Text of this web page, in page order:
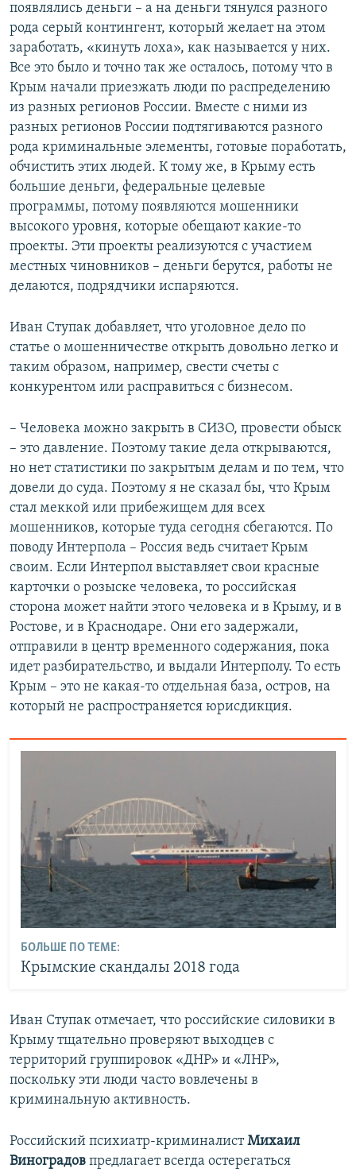
появлялись деньги – а на деньги тянулся разного
рода серый контингент, который желает на этом
заработать, «кинуть лоха», как называется у них.
Все это было и точно так же осталось, потому что в
Крым начали приезжать люди по распределению
из разных регионов России. Вместе с ними из
разных регионов России подтягиваются разного
рода криминальные элементы, готовые поработать,
обчистить этих людей. К тому же, в Крыму есть
большие деньги, федеральные целевые
программы, потому появляются мошенники
высокого уровня, которые обещают какие-то
проекты. Эти проекты реализуются с участием
местных чиновников – деньги берутся, работы не
делаются, подрядчики испаряются.
Иван Ступак добавляет, что уголовное дело по
статье о мошенничестве открыть довольно легко и
таким образом, например, свести счеты с
конкурентом или расправиться с бизнесом.
– Человека можно закрыть в СИЗО, провести обыск
– это давление. Поэтому такие дела открываются,
но нет статистики по закрытым делам и по тем, что
довели до суда. Поэтому я не сказал бы, что Крым
стал меккой или прибежищем для всех
мошенников, которые туда сегодня сбегаются. По
поводу Интерпола – Россия ведь считает Крым
своим. Если Интерпол выставляет свои красные
карточки о розыске человека, то российская
сторона может найти этого человека и в Крыму, и в
Ростове, и в Краснодаре. Они его задержали,
отправили в центр временного содержания, пока
идет разбирательство, и выдали Интерполу. То есть
Крым – это не какая-то отдельная база, остров, на
который не распространяется юрисдикция.
БОЛЬШЕ ПО ТЕМЕ:
Крымские скандалы 2018 года
Иван Ступак отмечает, что российские силовики в
Крыму тщательно проверяют выходцев с
территорий группировок «ДНР» и «ЛНР»,
поскольку эти люди часто вовлечены в
криминальную активность.
Российский психиатр-криминалистМихаил
Виноградов предлагает всегда остерегаться